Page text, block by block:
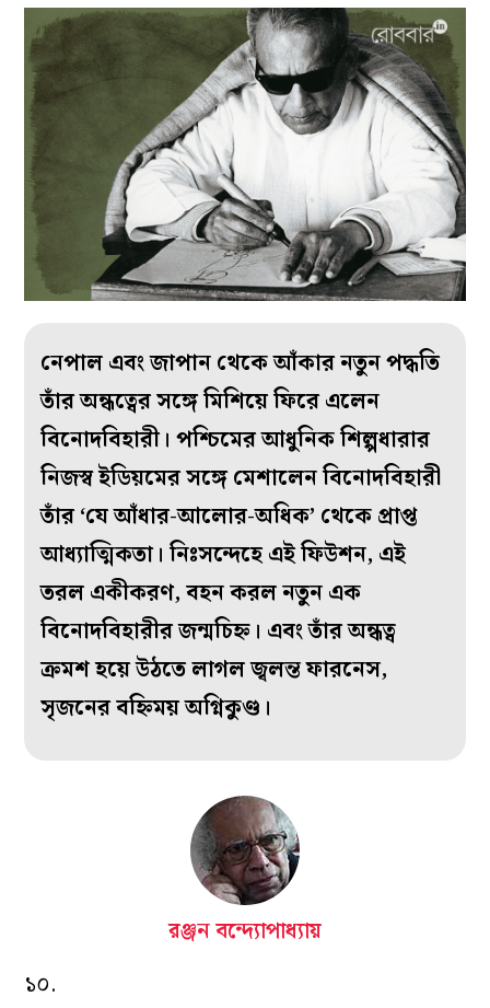
নেপাল এবং জাপান থেকে আঁকার নতুন পদ্ধতি
তাঁর অন্ধত্বের সঙ্গে মিশিয়ে ফিরে এলেন
বিনোদবিহারী। পশ্চিমের আধুনিক শিল্পধারার
নিজস্ব ইডিয়মের সঙ্গে মেশালেন বিনোদবিহারী
তাঁর ‘যে আঁধার-আলোর-অধিক’ থেকে প্রাপ্ত
আধ‌্যাত্মিকতা। নিঃসন্দেহে এই ফিউশন, এই
তরল একীকরণ, বহন করল নতুন এক
বিনোদবিহারীর জন্মচিহ্ন। এবং তাঁর অন্ধত্ব
ক্রমশ হয়ে উঠতে লাগল জ্বলন্ত ফারনেস,
সৃজনের বহ্নিময় অগ্নিকুণ্ড।
রঞ্জন বন্দ্যোপাধ্যায়
১০.